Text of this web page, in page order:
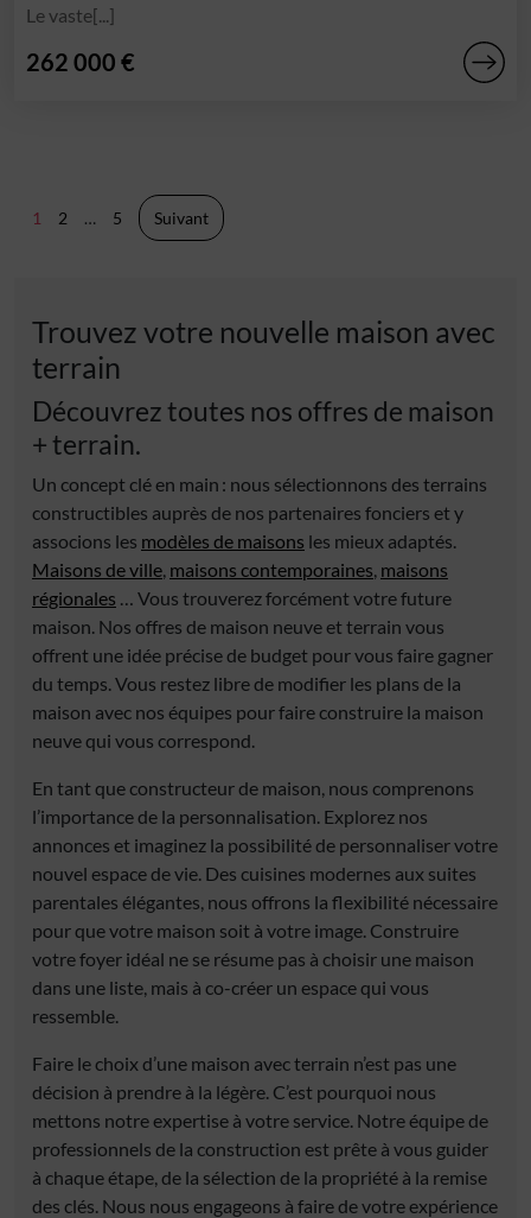
Le vaste[...]
262 000 €
Pagination
1 2 … 5 Suivant
Trouvez votre nouvelle maison avec
terrain
Découvrez toutes nos offres de maison
+ terrain.
Un concept clé en main : nous sélectionnons des terrains
constructibles auprès de nos partenaires fonciers et y
associons les modèles de maisons les mieux adaptés.
Maisons de ville maisons contemporaines maisons
régionales … Vous trouverez forcément votre future
maison. Nos offres de maison neuve et terrain vous
offrent une idée précise de budget pour vous faire gagner
du temps. Vous restez libre de modifier les plans de la
maison avec nos équipes pour faire construire la maison
neuve qui vous correspond.
En tant que constructeur de maison, nous comprenons
l’importance de la personnalisation. Explorez nos
annonces et imaginez la possibilité de personnaliser votre
nouvel espace de vie. Des cuisines modernes aux suites
parentales élégantes, nous offrons la flexibilité nécessaire
pour que votre maison soit à votre image. Construire
votre foyer idéal ne se résume pas à choisir une maison
dans une liste, mais à co-créer un espace qui vous
ressemble.
Faire le choix d’une maison avec terrain n’est pas une
décision à prendre à la légère. C’est pourquoi nous
mettons notre expertise à votre service. Notre équipe de
professionnels de la construction est prête à vous guider
à chaque étape, de la sélection de la propriété à la remise
des clés. Nous nous engageons à faire de votre expérience